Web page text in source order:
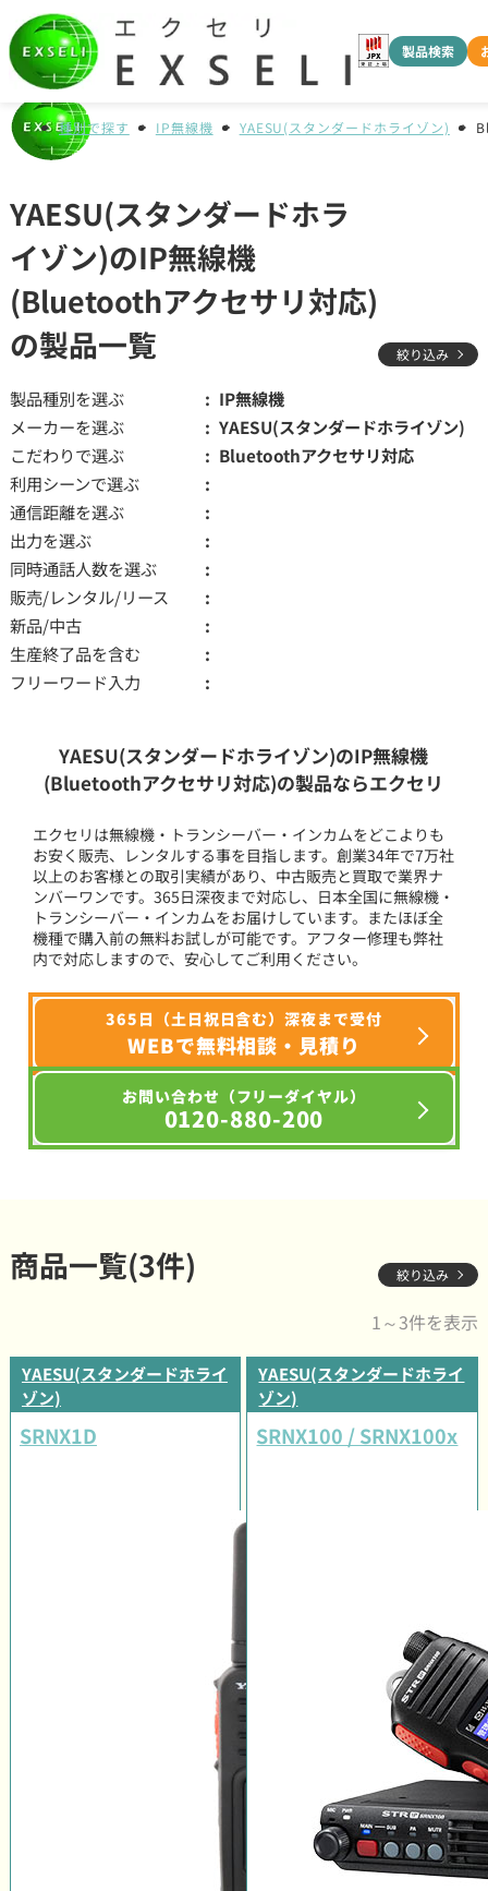
製品検索
種別で探す IP無線機 YAESU(スタンダードホライゾン)
YAESU(スタンダードホラ
イゾン)のIP無線機
(Bluetoothアクセサリ対応)
の製品一覧
絞り込み
製品種別を選ぶ
IP無線機
メーカーを選ぶ
YAESU(スタンダードホライゾン)
こだわりで選ぶ
Bluetoothアクセサリ対応
利用シーンで選ぶ
通信距離を選ぶ
出力を選ぶ
同時通話人数を選ぶ
販売/レンタル/リース
新品/中古
生産終了品を含む
フリーワード入力
YAESU(スタンダードホライゾン)のIP無線機
(Bluetoothアクセサリ対応)の製品ならエクセリ
エクセリは無線機・トランシーバー・インカムをどこよりも
お安く販売、レンタルする事を目指します。創業34年で7万社
以上のお客様との取引実績があり、中古販売と買取で業界ナ
ンバーワンです。365日深夜まで対応し、日本全国に無線機・
トランシーバー・インカムをお届けしています。またほぼ全
機種で購入前の無料お試しが可能です。アフター修理も弊社
内で対応しますので、安心してご利用ください。
365日（土日祝日含む）深夜まで受付
WEBで無料相談・見積り
お問い合わせ（フリーダイヤル）
0120-880-200
商品一覧(3件) 絞り込み
1～3件を表示
YAESU(スタンダードホライ
ゾン)
SRNX1D
YAESU(スタンダードホライ
ゾン)
SRNX100 / SRNX100x